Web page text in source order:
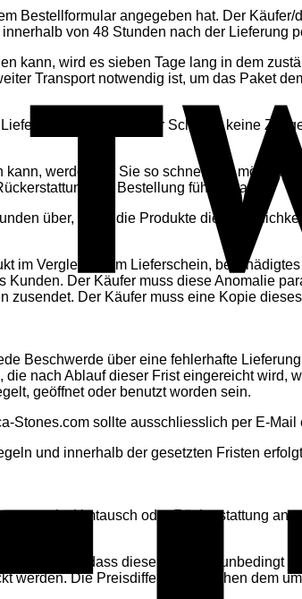
Bestellformular angegeben hat. Der
von 48 Stunden nach der Lieferung
kann, wird es sieben Tage lang in dem
Transport notwendig ist, um das Paket
innerhalb der Schweiz keine
werden wir Sie so schnell wie möglich
der Bestellung führen kann.
über, wenn die Produkte die
im Vergleich zum Lieferschein,
Der Käufer muss diese Anomalie
Der Käufer muss eine Kopie
Beschwerde über eine fehlerhafte
nach Ablauf dieser Frist eingereicht wird,
geöffnet oder benutzt worden sein.
Stones.com sollte ausschliesslich per E-Mail
und innerhalb der gesetzten Fristen
zwecks Umtausch oder Rückerstattung
dass diese Produkte unbedingt
werden. Die Preisdifferenz zwischen dem